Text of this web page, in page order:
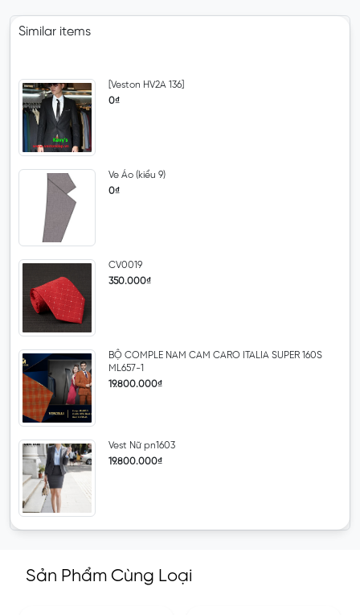
Similar items
[Veston HV2A 136]
0₫
Ve Áo (kiểu 9)
0₫
CV0019
350.000₫
BỘ COMPLE NAM CAM CARO ITALIA SUPER 160S
ML657-1
19.800.000₫
Vest Nữ pn1603
19.800.000₫
Sản Phẩm Cùng Loại